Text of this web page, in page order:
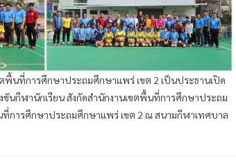
พื้นที่การศึกษาประถมศึกษาแพร่ เขต 2 เป็นประธานเปิด
นกีฬานักเรียน สังกัดสำนักงานเขตพื้นที่การศึกษาประถม
ที่การศึกษาประถมศึกษาแพร่ เขต 2 ณ สนามกีฬาเทศบาล